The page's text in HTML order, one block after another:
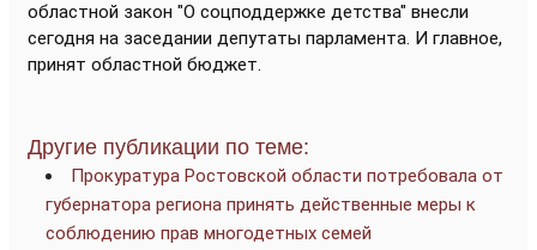
областной закон "О соцподдержке детства" внесли
сегодня на заседании депутаты парламента. И главное,
принят областной бюджет.
Другие публикации по теме:
Прокуратура Ростовской области потребовала от
губернатора региона принять действенные меры к
соблюдению прав многодетных семей